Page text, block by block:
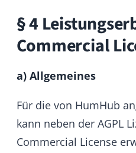
E-Mail) zugeht.
§ 5
(Dienstleistungen)